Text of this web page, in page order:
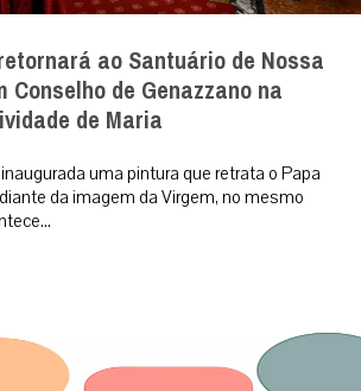
ao Santuário de Nossa
Conselho de Genazzano na
de Maria
uma pintura que retrata o Papa
da imagem da Virgem, no mesmo